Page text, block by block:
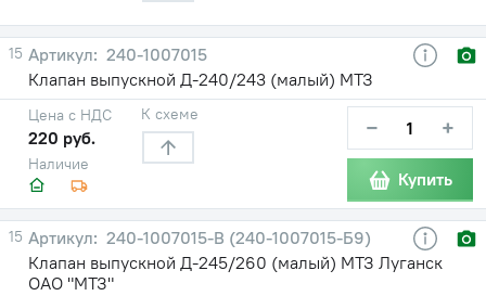
15
240-1007015
Клапан выпускной Д-240/243 (малый) МТЗ
Наличие
Цена с НДС
220 руб.
К схеме − +
Купить
15
240-1007015-В (240-1007015-Б9)
Клапан выпускной Д-245/260 (малый) МТЗ Луганск
ОАО "МТЗ"